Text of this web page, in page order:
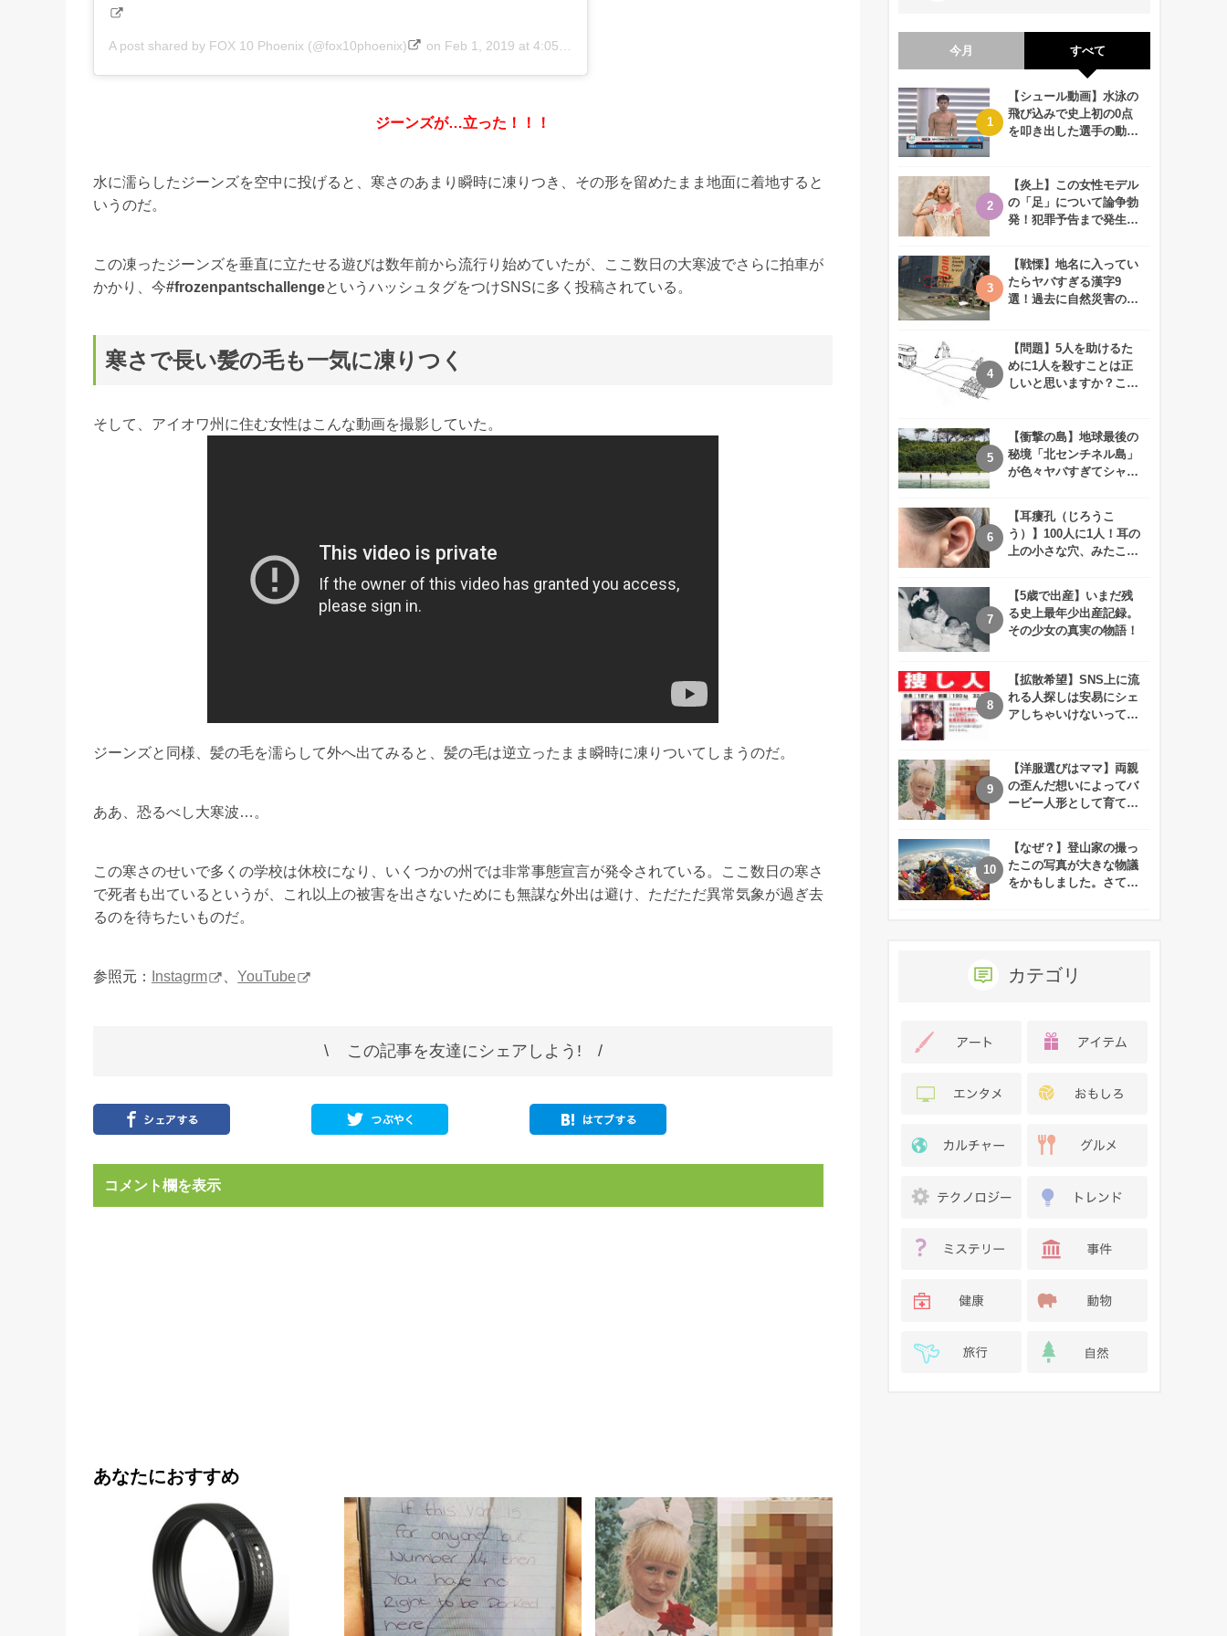
A post shared by FOX 10 Phoenix (@fox10phoenix) on Feb 1, 2019 at 4:05pm PST
ジーンズが…立った！！！
水に濡らしたジーンズを空中に投げると、寒さのあまり瞬時に凍りつき、その形を留めたまま地面に着地すると
いうのだ。
この凍ったジーンズを垂直に立たせる遊びは数年前から流行り始めていたが、ここ数日の大寒波でさらに拍車が
かかり、今#frozenpantschallengeというハッシュタグをつけSNSに多く投稿されている。
寒さで長い髪の毛も一気に凍りつく
そして、アイオワ州に住む女性はこんな動画を撮影していた。
ジーンズと同様、髪の毛を濡らして外へ出てみると、髪の毛は逆立ったまま瞬時に凍りついてしまうのだ。
ああ、恐るべし大寒波…。
この寒さのせいで多くの学校は休校になり、いくつかの州では非常事態宣言が発令されている。ここ数日の寒さ
で死者も出ているというが、これ以上の被害を出さないためにも無謀な外出は避け、ただただ異常気象が過ぎ去
るのを待ちたいものだ。
参照元： Instagrm 、YouTube
この記事を友達にシェアしよう! /
コメント欄を表示
あなたにおすすめ
今月 すべて
【シュール動画】水泳の
飛び込みで史上初の0点
を叩き出した選手の動画
【炎上】この女性モデル
の「足」について論争勃
発！犯罪予告まで発生す
【戦慄】地名に入ってい
たらヤバすぎる漢字9
選！過去に自然災害の歴
【問題】5人を助けるた
めに1人を殺すことは正
しいと思いますか？この
【衝撃の島】地球最後の
秘境「北センチネル島」
が色々ヤバすぎてシャレ
【耳瘻孔（じろうこ
う）】100人に1人！耳の
上の小さな穴、みたこと
【5歳で出産】いまだ残
る史上最年少出産記録。
その少女の真実の物語！
【拡散希望】SNS上に流
れる人探しは安易にシェ
アしちゃいけないって知
【洋服選びはママ】両親
の歪んだ想いによってバ
ービー人形として育てら
【なぜ？】登山家の撮っ
たこの写真が大きな物議
をかもしました。さて、
カテゴリ